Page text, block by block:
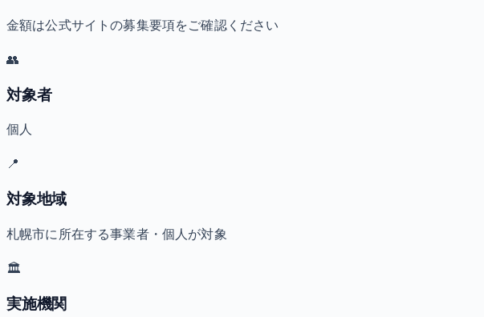
金額は公式サイトの募集要項をご確認ください
👥
対象者
個人
📍
対象地域
札幌市に所在する事業者・個人が対象
🏛️
実施機関